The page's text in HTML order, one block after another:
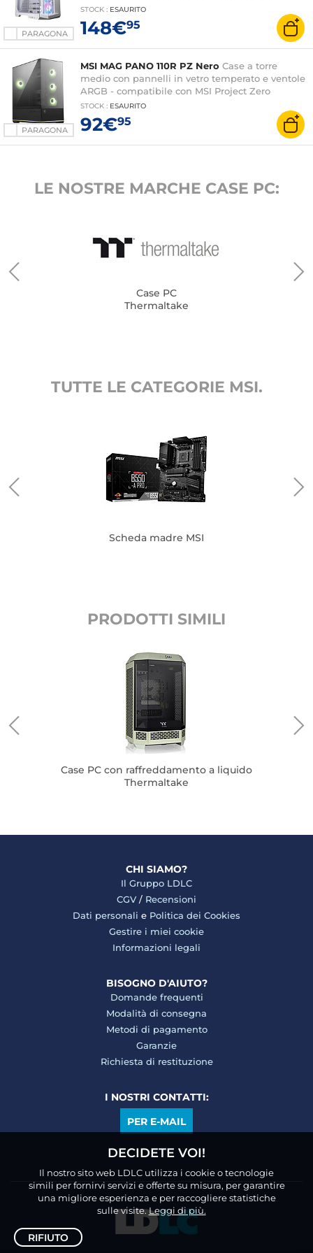
PARAGONA
STOCK : ESAURITO
148€95
PARAGONA
MSI MAG PANO 110R PZ Nero Case a torre
medio con pannelli in vetro temperato e ventole
ARGB - compatibile con MSI Project Zero
STOCK : ESAURITO
92€95
LE NOSTRE MARCHE CASE PC:
Case PC
Thermaltake
TUTTE LE CATEGORIE MSI.
Scheda madre MSI
PRODOTTI SIMILI
Case PC con raffreddamento a liquido
Thermaltake
CHI SIAMO?
Il Gruppo LDLC
CGV / Recensioni
Dati personali e Politica dei Cookies
Gestire i miei cookie
Informazioni legali
BISOGNO D'AIUTO?
Domande frequenti
Modalità di consegna
Metodi di pagamento
Garanzie
Richiesta di restituzione
I NOSTRI CONTATTI:
PER E-MAIL
DECIDETE VOI!
Il nostro sito web LDLC utilizza i cookie o tecnologie
simili per fornirvi servizi e offerte su misura, per garantire
una migliore esperienza e per raccogliere statistiche
sulle visite.Leggi di più.
RIFIUTO